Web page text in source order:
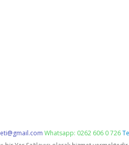
Whatsapp: 0262 606 0 726